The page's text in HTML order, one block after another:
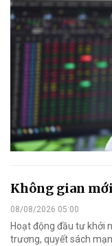
Không gian
08/08/2026 05:00
Hoạt động đầu tư khởi
trương, quyết sách